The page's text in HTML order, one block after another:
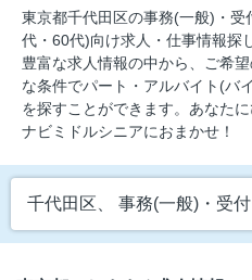
東京都千代田区の事務(一般)・
代・60代)向け求⼈・仕事情報探
豊富な求人情報の中から、ご希
な条件でパート・アルバイト(バ
を探すことができます。あなた
ナビミドルシニアにおまかせ！
千代田区、 事務(一般)・受